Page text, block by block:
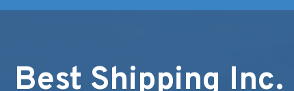
Best Shipping Inc.